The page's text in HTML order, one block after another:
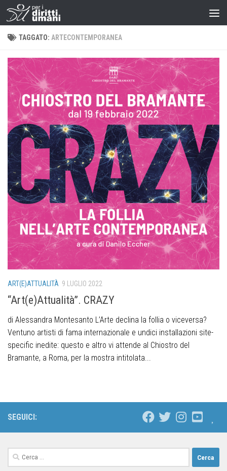
TAGGATO: ARTECONTEMPORANEA
ART(E)ATTUALITÀ 9 LUGLIO 2022
“Art(e)Attualità”. CRAZY
di Alessandra Montesanto L’Arte declina la follia o viceversa?
Ventuno artisti di fama internazionale e undici installazioni site-
specific inedite: questo e altro vi attende al Chiostro del
Bramante, a Roma, per la mostra intitolata...
SEGUICI: